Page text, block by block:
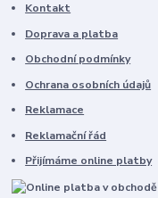
Kontakt
Doprava a platba
Obchodní podmínky
Ochrana osobních údajů
Reklamace
Reklamační řád
Přijímáme online platby